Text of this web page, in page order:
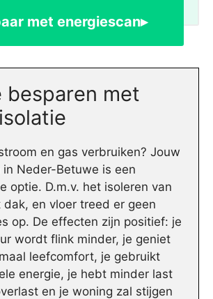
met energiescan▸
besparen met
en gas verbruiken? Jouw
in Neder-Betuwe is een
optie. D.m.v. het isoleren van
dak, en vloer treed er geen
op. De effecten zijn positief: je
wordt flink minder, je geniet
leefcomfort, je gebruikt
energie, je hebt minder last
en je woning zal stijgen